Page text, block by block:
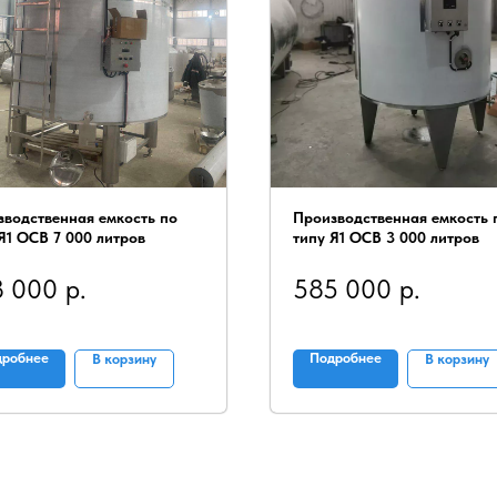
емкость по
ОСВ 7 000 литров
000 р.
В корзину
Производственная емкость
типу Я1 ОСВ 3 000 литров
585 000 р.
Подробнее В корзину